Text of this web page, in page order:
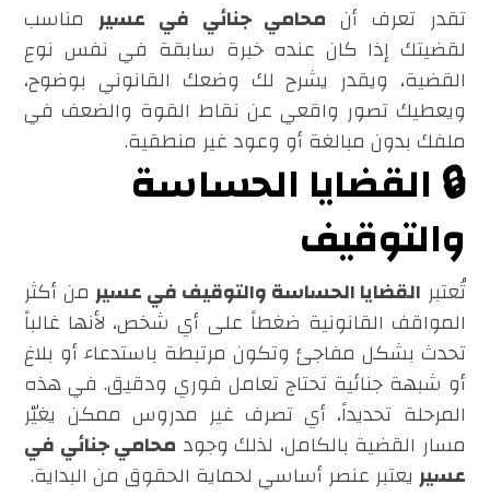
تقدر تعرف أن محامي جنائي في عسيرمناسب
لقضيتك إذا كان عنده خبرة سابقة في نفس نوع
القضية، ويقدر يشرح لك وضعك القانوني بوضوح،
ويعطيك تصور واقعي عن نقاط القوة والضعف في
ملفك بدون مبالغة أو وعود غير منطقية.
🔒 القضايا الحساسة
والتوقيف
تُعتبر القضايا الحساسة والتوقيف في عسير من أكثر
المواقف القانونية ضغطاً على أي شخص، لأنها غالباً
تحدث بشكل مفاجئ وتكون مرتبطة باستدعاء أو بلاغ
أو شبهة جنائية تحتاج تعامل فوري ودقيق. في هذه
المرحلة تحديداً، أي تصرف غير مدروس ممكن يغيّر
مسار القضية بالكامل، لذلك وجود محامي جنائي في
عسير يعتبر عنصر أساسي لحماية الحقوق من البداية.